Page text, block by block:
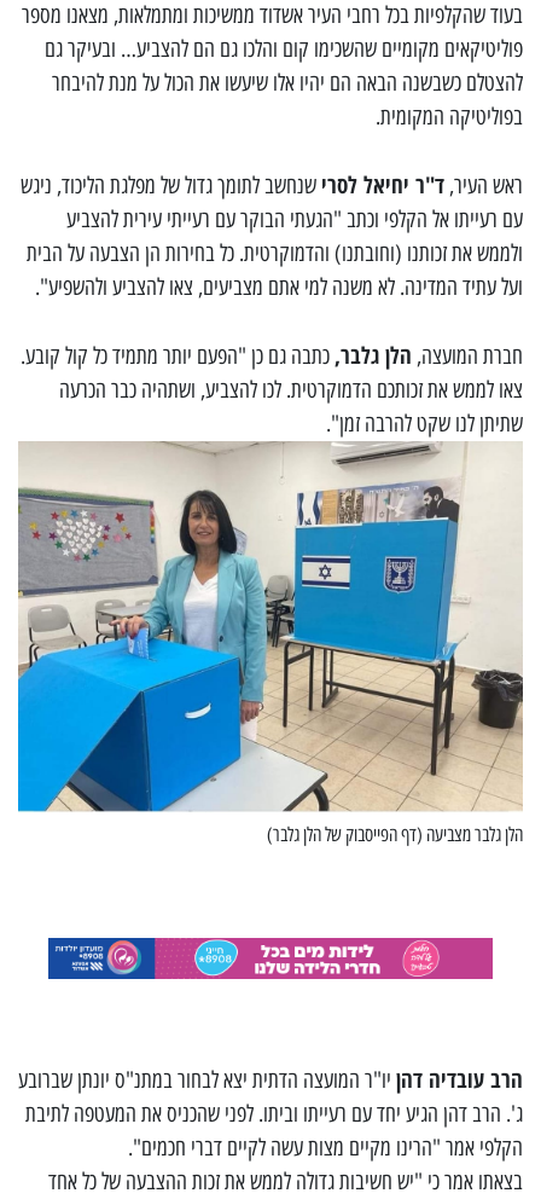
בעוד שהקלפיות בכל רחבי העיר אשדוד ממשיכות ומתמלאות, מצאנו מספר
פוליטיקאים מקומיים שהשכימו קום והלכו גם הם להצביע… ובעיקר גם
להצטלם כשבשנה הבאה הם יהיו אלו שיעשו את הכול על מנת להיבחר
בפוליטיקה המקומית.
ראש העיר, ד"ר יחיאל לסרי שנחשב לתומך גדול של מפלגת הליכוד, ניגש
עם רעייתו אל הקלפי וכתב "הגעתי הבוקר עם רעייתי עירית להצביע
ולממש את זכותנו (וחובתנו) והדמוקרטית. כל בחירות הן הצבעה על הבית
ועל עתיד המדינה. לא משנה למי אתם מצביעים, צאו להצביע ולהשפיע".
חברת המועצה, הלן גלבר, כתבה גם כן "הפעם יותר מתמיד כל קול קובע.
צאו לממש את זכותכם הדמוקרטית. לכו להצביע, ושתהיה כבר הכרעה
שתיתן לנו שקט להרבה זמן".
הלן גלבר מצביעה (דף הפייסבוק של הלן גלבר)
הרב עובדיה דהן יו"ר המועצה הדתית יצא לבחור במתנ"ס יונתן שברובע
ג'. הרב דהן הגיע יחד עם רעייתו וביתו. לפני שהכניס את המעטפה לתיבת
הקלפי אמר "הרינו מקיים מצות עשה לקיים דברי חכמים".
בצאתו אמר כי "יש חשיבות גדולה לממש את זכות ההצבעה של כל אחד